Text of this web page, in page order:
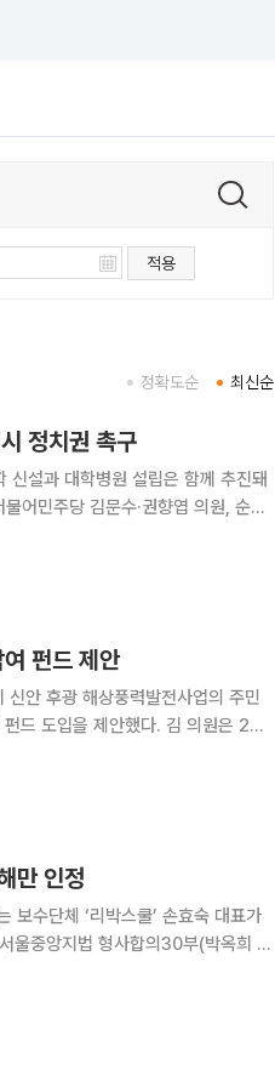
적용
최신순
정확도순
정치권 촉구
신설과 대학병원 설립은 함께 추진돼
증·
펀드 제안
신안 후광 해상풍력발전사업의 주민
제안했다. 김 의원은 20
는 펀드야말로
만 인정
보수단체 ‘리박스쿨’ 손효숙 대표가